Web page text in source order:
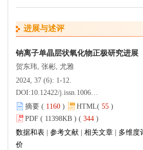
进展与述评
钠离子单晶层状氧化物正极研究进展
贺东玮, 张彬, 尤雅
2024, 37 (6): 1-12.
DOI:10.12422/j.issn.1006-396X.2024.06.001
摘要 ( 1160 ) HTML( 55 )
PDF ( 11398KB ) ( 344 )
数据和表
参考文献 相关文章
多维度
价